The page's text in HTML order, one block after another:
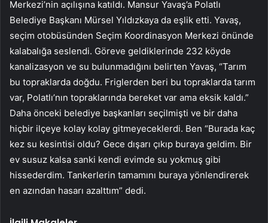
Merkezi’nin açılışına katıldı. Mansur Yavaş’a Polatlı
Belediye Başkanı Mürsel Yıldızkaya da eşlik etti. Yavaş,
seçim otobüsünden Seçim Koordinasyon Merkezi önünde
kalabalığa seslendi. Göreve geldiklerinde 232 köyde
kanalizasyon ve su bulunmadığını belirten Yavaş, “Tarım
bu topraklarda doğdu. Friglerden beri bu topraklarda tarım
var, Polatlı’nın topraklarında bereket var ama eksik kaldı.”
Daha önceki belediye başkanları seçilmişti ve bir daha
hiçbir ilçeye kolay kolay gitmeyeceklerdi. Ben “Burada kaç
kez su kesintisi oldu? Gece dışarı çıkıp buraya geldim. Bir
ev susuz kalsa sanki kendi evimde su yokmuş gibi
hissederdim. Tankerlerin tamamını buraya yönlendirerek
en azından hasarı azalttım” dedi.